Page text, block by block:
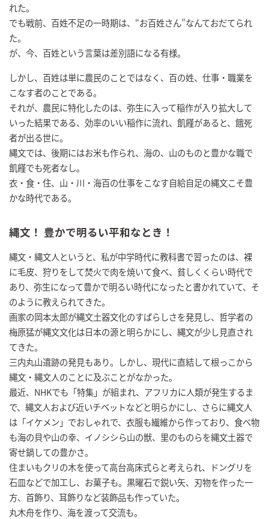
れた。
でも戦前、百姓不足の一時期は、“お百姓さん”なんておだてられ
た。
が、今、百姓という言葉は差別語になる有様。
しかし、百姓は単に農民のことではなく、百の姓、仕事・職業を
こなす者のことである。
それが、農民に特化したのは、弥生に入って稲作が入り拡大して
いった結果である、効率のいい稲作に流れ、飢饉があると、餓死
者が出る世に。
縄文では、後期にはお米も作られ、海の、山のものと豊かな職で
飢饉でも死者なし。
衣・食・住、山・川・海百の仕事をこなす自給自足の縄文こそ豊
かな時代である。
縄文！ 豊かで明るい平和なとき！
縄文・縄文人というと、私が中学時代に教科書で習ったのは、裸
に毛皮、狩りをして焚火で肉を焼いて食べ、貧しくくらい時代で
あり、弥生になって豊かで明るい時代になったと書かれていて、そ
のように教えられてきた。
画家の岡本太郎が縄文土器文化のすばらしさを発見し、哲学者の
梅原猛が縄文文化は日本の源と明らかにし、縄文が少し見直され
てきた。
三内丸山遺跡の発見もあり。しかし、現代に直結して根っこから
縄文・縄文人のことに及ぶことがなかった。
最近、NHKでも「特集」が組まれ、アフリカに人類が発生するま
で、縄文人および近いチベットなどと明らかにし、さらに縄文人
は「イケメン」でおしゃれで、衣服も繊維から作っており、食べ物
も海の貝や山の幸、イノシシら山の獣、里のものらを縄文土器で
寄せ鍋しての豊かさ。
住まいもクリの木を使って高台高床式らと考えられ、ドングリを
石皿などで加工し、お菓子も。黒曜石で鋭い矢、刃物を作った一
方、首飾り、耳飾りなど装飾品も作っていた。
丸木舟を作り、海を渡って交流も。